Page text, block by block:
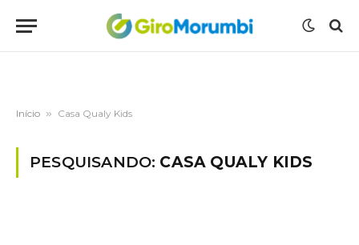
Início » Casa Qualy Kids
PESQUISANDO: CASA QUALY KIDS